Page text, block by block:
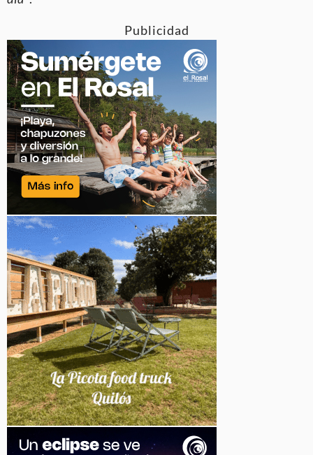
Publicidad